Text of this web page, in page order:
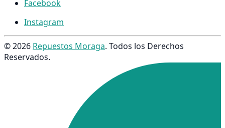
Facebook
Instagram
© 2026 Repuestos Moraga. Todos los Derechos
Reservados.